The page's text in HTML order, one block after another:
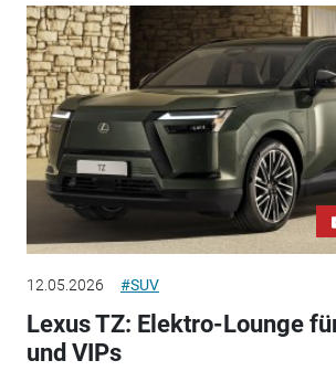
12.05.2026 #SUV
Lexus TZ: Elektro-Lounge
und VIPs